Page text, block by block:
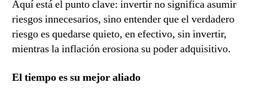
Aquí está el punto clave: invertir no significa asumir
riesgos innecesarios, sino entender que el verdadero
riesgo es quedarse quieto, en efectivo, sin invertir,
mientras la inflación erosiona su poder adquisitivo.
El tiempo es su mejor aliado